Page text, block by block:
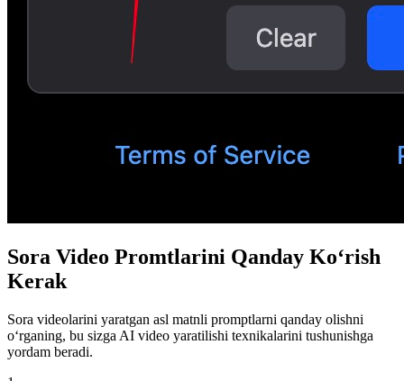
Sora Video Promtlarini Qanday Ko‘rish
Kerak
Sora videolarini yaratgan asl matnli promptlarni qanday olishni
o‘rganing, bu sizga AI video yaratilishi texnikalarini tushunishga
yordam beradi.